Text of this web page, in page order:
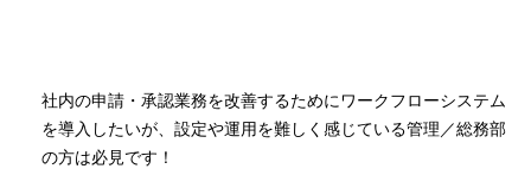
社内の申請・承認業務を改善するためにワークフローシステム
を導入したいが、設定や運用を難しく感じている管理／総務部
の方は必見です！